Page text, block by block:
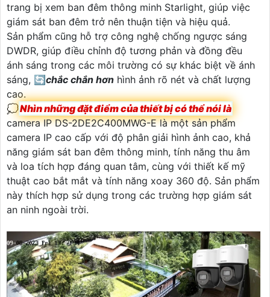
trang bị xem ban đêm thông minh Starlight, giúp việc
giám sát ban đêm trở nên thuận tiện và hiệu quả.
Sản phẩm cũng hỗ trợ công nghệ chống ngược sáng
DWDR, giúp điều chỉnh độ tương phản và đồng đều
ánh sáng trong các môi trường có sự khác biệt về ánh
sáng, 🔄chắc chắn hơn hình ảnh rõ nét và chất lượng
cao.
💭Nhìn những đặt điểm của thiết bị có thể nói là
camera IP DS-2DE2C400MWG-E là một sản phẩm
camera IP cao cấp với độ phân giải hình ảnh cao, khả
năng giám sát ban đêm thông minh, tính năng thu âm
và loa tích hợp đáng quan tâm, cùng với thiết kế mỹ
thuật cao bắt mắt và tính năng xoay 360 độ. Sản phẩm
này thích hợp sử dụng trong các trường hợp giám sát
an ninh ngoài trời.